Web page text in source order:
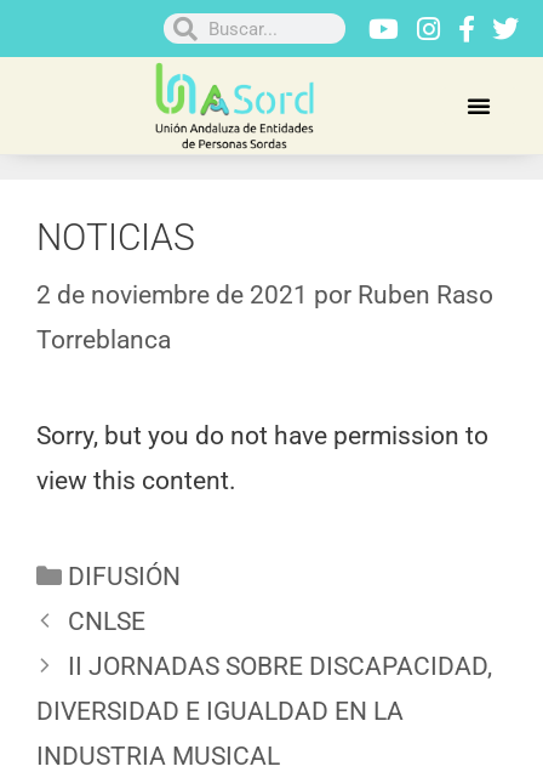
NOTICIAS
2 de noviembre de 2021 por Ruben Raso
Torreblanca
Sorry, but you do not have permission to
view this content.
DIFUSIÓN
CNLSE
II JORNADAS SOBRE DISCAPACIDAD,
DIVERSIDAD E IGUALDAD EN LA
INDUSTRIA MUSICAL